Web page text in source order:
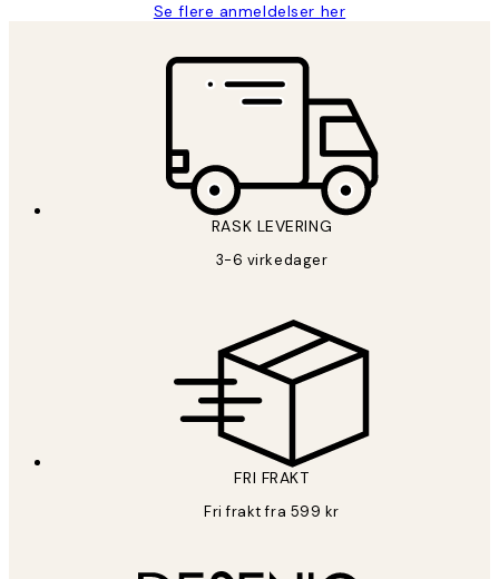
Se flere anmeldelser her
RASK LEVERING
3-6 virkedager
FRI FRAKT
Fri frakt fra 599 kr